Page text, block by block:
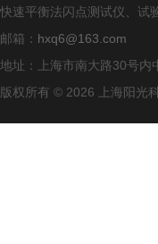
快速平衡法闪点测试仪、试
邮箱： hxq6@163.com
地址：上海市南大路30号内
版权所有 © 2026 上海阳光